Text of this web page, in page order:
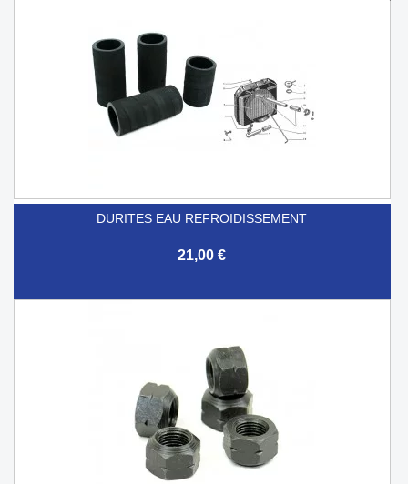
DURITES EAU REFROIDISSEMENT
21,00 €